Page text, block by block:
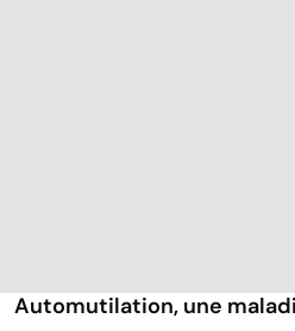
Automutilation, une